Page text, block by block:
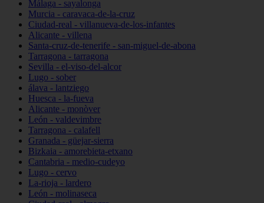
Málaga - sayalonga
Murcia - caravaca-de-la-cruz
Ciudad-real - villanueva-de-los-infantes
Alicante - villena
Santa-cruz-de-tenerife - san-miguel-de-abona
Tarragona - tarragona
Sevilla - el-viso-del-alcor
Lugo - sober
álava - lantziego
Huesca - la-fueva
Alicante - monòver
León - valdevimbre
Tarragona - calafell
Granada - güejar-sierra
Bizkaia - amorebieta-etxano
Cantabria - medio-cudeyo
Lugo - cervo
La-rioja - lardero
León - molinaseca